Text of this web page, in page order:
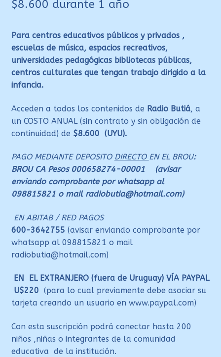
$8.600 durante 1 año
Para centros educativos públicos y privados ,
escuelas de música, espacios recreativos,
universidades pedagógicas bibliotecas públicas,
centros culturales que tengan trabajo dirigido a la
infancia.
Acceden a todos los contenidos de Radio Butiá, a
un COSTO ANUAL (sin contrato y sin obligación de
continuidad) de $8.600 (UYU).
PAGO MEDIANTE DEPOSITO DIRECTO EN EL BROU:
BROU CA Pesos 000658274-00001 (avisar
enviando comprobante por whatsapp al
098815821 o mail radiobutia@hotmail.com)
EN ABITAB / RED PAGOS
600-3642755 (avisar enviando comprobante por
whatsapp al 098815821 o mail
radiobutia@hotmail.com)
EN EL EXTRANJERO (fuera de Uruguay) VÍA PAYPAL
U$220 (para lo cual previamente debe asociar su
tarjeta creando un usuario en www.paypal.com)
Con esta suscripción podrá conectar hasta 200
niños ,niñas o integrantes de la comunidad
educativa de la institución.